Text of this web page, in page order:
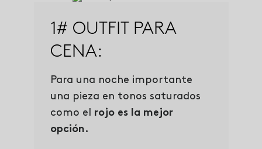
1# OUTFIT PARA
CENA:
Para una noche importante
una pieza en tonos saturados
como el rojo es la mejor
opción.